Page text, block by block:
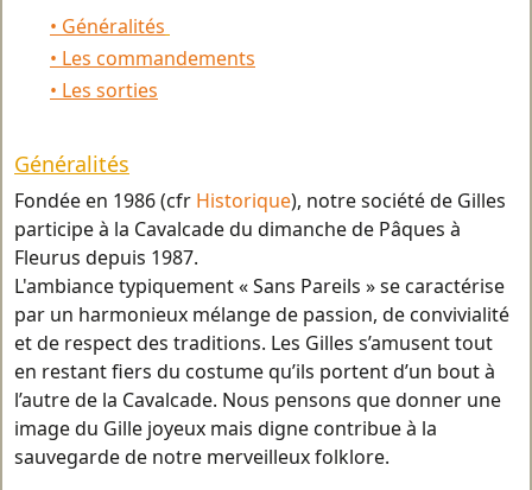
• Généralités
• Les commandements
• Les sorties
Généralités
Fondée en 1986 (cfr Historique), notre société de Gilles
participe à la Cavalcade du dimanche de Pâques à
Fleurus depuis 1987.
L'ambiance typiquement « Sans Pareils » se caractérise
par un harmonieux mélange de passion, de convivialité
et de respect des traditions. Les Gilles s’amusent tout
en restant fiers du costume qu’ils portent d’un bout à
l’autre de la Cavalcade. Nous pensons que donner une
image du Gille joyeux mais digne contribue à la
sauvegarde de notre merveilleux folklore.